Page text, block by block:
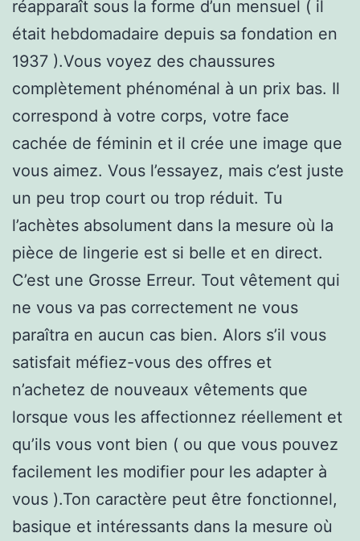
réapparaît sous la forme d’un mensuel ( il
était hebdomadaire depuis sa fondation en
1937 ).Vous voyez des chaussures
complètement phénoménal à un prix bas. Il
correspond à votre corps, votre face
cachée de féminin et il crée une image que
vous aimez. Vous l’essayez, mais c’est juste
un peu trop court ou trop réduit. Tu
l’achètes absolument dans la mesure où la
pièce de lingerie est si belle et en direct.
C’est une Grosse Erreur. Tout vêtement qui
ne vous va pas correctement ne vous
paraîtra en aucun cas bien. Alors s’il vous
satisfait méfiez-vous des offres et
n’achetez de nouveaux vêtements que
lorsque vous les affectionnez réellement et
qu’ils vous vont bien ( ou que vous pouvez
facilement les modifier pour les adapter à
vous ).Ton caractère peut être fonctionnel,
basique et intéressants dans la mesure où